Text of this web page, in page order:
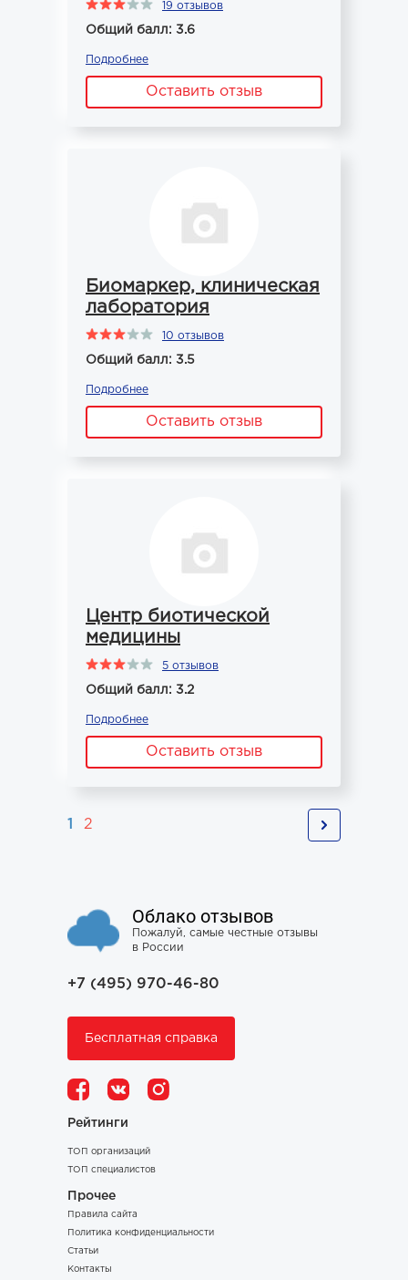
19 отзывов
Общий балл: 3.6
Подробнее
Оставить отзыв
Биомаркер, клиническая
лаборатория
10 отзывов
Общий балл: 3.5
Подробнее
Оставить отзыв
Центр биотической
медицины
5 отзывов
Общий балл: 3.2
Подробнее
Оставить отзыв
1 2
Облако отзывов
Пожалуй, самые честные отзывы
в России
+7 (495) 970-46-80
Бесплатная справка
Рейтинги
ТОП организаций
ТОП специалистов
Прочее
Правила сайта
Политика конфиденциальности
Статьи
Контакты